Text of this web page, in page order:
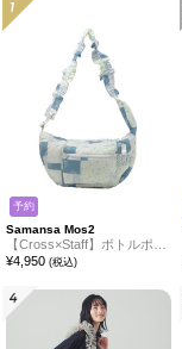
予約
Samansa Mos2
¥4,950 (税込)